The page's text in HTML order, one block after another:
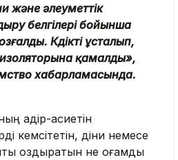
және әлеуметтік
белгілері бойынша
Күдікті ұсталып,
қамалды»,
хабарламасында.
қадір-қасиетін
кемсітетін, діни немесе
қоздыратын не қоғамдық